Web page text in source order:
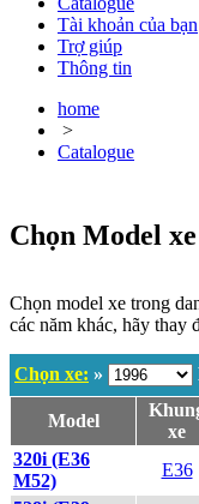
Tài khoản của bạn
Trợ giúp
Thông tin
home
>
Catalogue
Chọn Model xe
Chọn model xe trong
các năm khác, hãy thay
Chọn xe: »
Model
xe
320i (E36
M52)
E36